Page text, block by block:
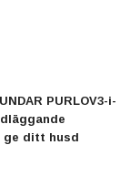
PURLOV3-i-
ge ditt husd